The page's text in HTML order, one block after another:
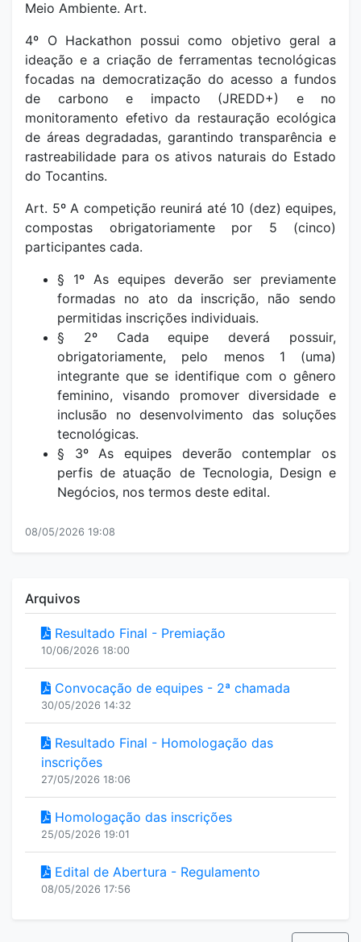
Arquivos
Resultado Final - Premiação
10/06/2026 18:00
Convocação de equipes - 2ª chamada
30/05/2026 14:32
Resultado Final - Homologação das
inscrições
27/05/2026 18:06
Homologação das inscrições
25/05/2026 19:01
Edital de Abertura - Regulamento
08/05/2026 17:56
Meio Ambiente. Art.
4º O Hackathon possui como objetivo geral a
ideação e a criação de ferramentas tecnológicas
focadas na democratização do acesso a fundos
de carbono e impacto (JREDD+) e no
monitoramento efetivo da restauração ecológica
de áreas degradadas, garantindo transparência e
rastreabilidade para os ativos naturais do Estado
do Tocantins.
Art. 5º A competição reunirá até 10 (dez) equipes,
compostas obrigatoriamente por 5 (cinco)
participantes cada.
§ 1º As equipes deverão ser previamente
formadas no ato da inscrição, não sendo
permitidas inscrições individuais.
§ 2º Cada equipe deverá possuir,
obrigatoriamente, pelo menos 1 (uma)
integrante que se identifique com o gênero
feminino, visando promover diversidade e
inclusão no desenvolvimento das soluções
tecnológicas.
§ 3º As equipes deverão contemplar os
perfis de atuação de Tecnologia, Design e
Negócios, nos termos deste edital.
08/05/2026 19:08